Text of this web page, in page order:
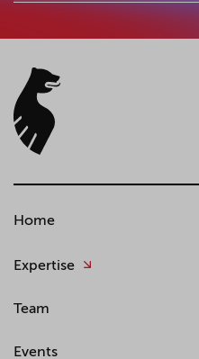
Home
Expertise
Team
Events